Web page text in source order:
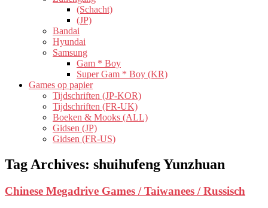
(Schacht)
(JP)
Bandai
Hyundai
Samsung
Gam * Boy
Super Gam * Boy (KR)
Games op papier
Tijdschriften (JP-KOR)
Tijdschriften (FR-UK)
Boeken & Mooks (ALL)
Gidsen (JP)
Gidsen (FR-US)
Tag Archives: shuihufeng Yunzhuan
Chinese Megadrive Games / Taiwanees / Russisch